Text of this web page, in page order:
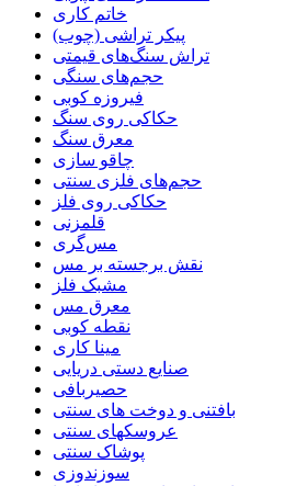
خاتم کاری
پیکر تراشی (چوب)
تراش سنگ‌های قیمتی
حجم‌های سنگی
فیروزه کوبی
حکاکی روی سنگ
معرق سنگ
چاقو سازی
حجم‌های فلزی سنتی
حکاکی روی فلز
قلمزنی
مس‌گری
نقش برجسته بر مس
مشبک فلز
معرق مس
نقطه کوبی
مینا کاری
صنایع دستی دریایی
حصیربافی
بافتنی‌ و دوخت های سنتی
عروسکهای سنتی
پوشاک سنتی
سوزندوزی